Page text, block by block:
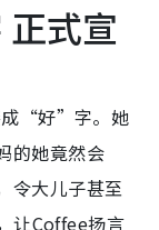
式宣
成“好”字。她
的她竟然会
令大儿子甚至
让Coffee扬言